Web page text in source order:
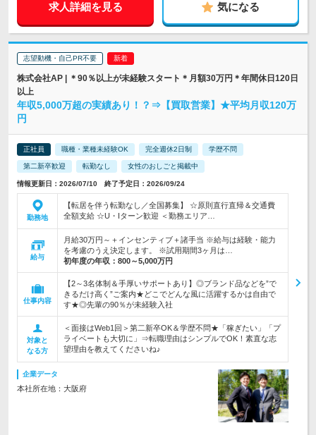
求人詳細を見る 気になる
志望動機・自己PR不要
株式会社AP | ＊90％以上が未経験スタート＊月額30万円＊年間休日120日
以上
年収5,000万超の実績あり！？⇒【買取営業】★平均月収120万
円
正社員 職種・業種未経験OK 完全週休2日制 学歴不問
第二新卒歓迎 転勤なし 女性のおしごと掲載中
情報更新日：2026/07/10 終了予定日：2026/09/24
勤務地
【転居を伴う転勤なし／全国募集】 ☆原則直行直帰＆交通費
全額支給 ☆U・Iターン歓迎 ＜勤務エリア…
給与
月給30万円～＋インセンティブ＋諸手当 ※給与は経験・能力
を考慮のうえ決定します。 ※試用期間3ヶ月は…
初年度の年収： 800～5,000万円
仕事内容
【2～3名体制＆手厚いサポートあり】◎ブランド品などを”で
きるだけ高く”ご案内★どこでどんな風に活躍するかは自由で
す★◎先輩の90％が未経験入社
対象と
なる方
＜面接はWeb1回＞第二新卒OK＆学歴不問★「稼ぎたい」「プ
ライベートも大切に」⇒転職理由はシンプルでOK！素直な志
望理由を教えてくださいね♪
企業データ
本社所在地：大阪府